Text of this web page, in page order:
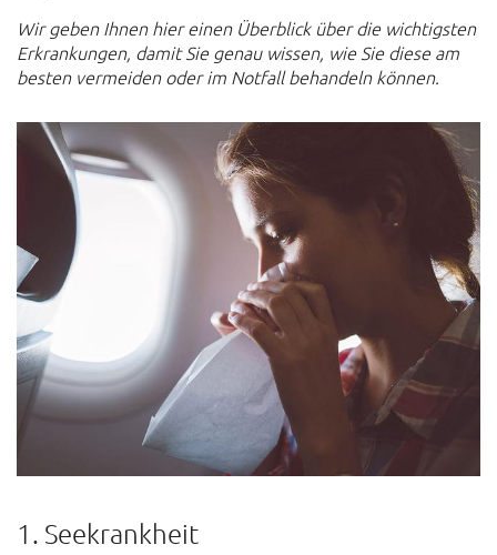
Wir geben Ihnen hier einen Überblick über die wichtigsten
Erkrankungen, damit Sie genau wissen, wie Sie diese am
besten vermeiden oder im Notfall behandeln können.
1. Seekrankheit